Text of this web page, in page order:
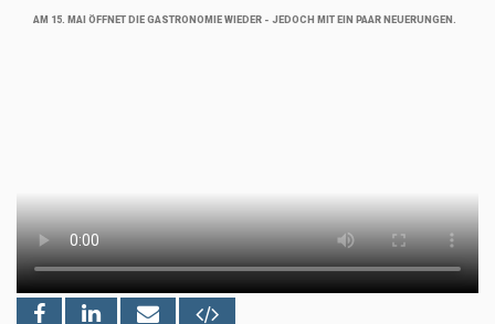
AM 15. MAI ÖFFNET DIE GASTRONOMIE WIEDER - JEDOCH MIT EIN PAAR NEUERUNGEN.